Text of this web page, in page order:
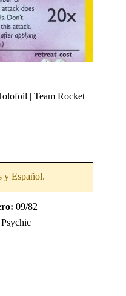
| Team Rocket
y Español.
09/82
Psychic